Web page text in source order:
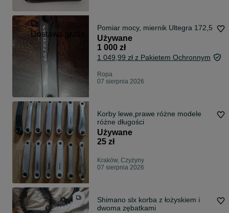
Dostawa gratis
Pomiar mocy, miernik Ultegra 172,5
Używane
1 000 zł
1 049,99 zł z Pakietem Ochronnym
Ropa
07 sierpnia 2026
Korby lewe,prawe różne modele
różne długości
Używane
25 zł
Kraków, Czyżyny
07 sierpnia 2026
Shimano slx korba z łożyskiem i
dwoma zębatkami